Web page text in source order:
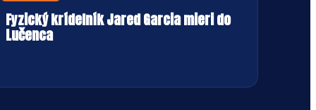
Fyzický krídelník Jared Garcia mieri do
Lučenca